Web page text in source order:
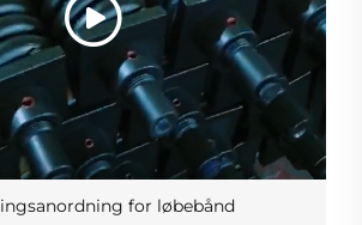
for løbebånd